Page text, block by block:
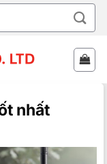
nhất